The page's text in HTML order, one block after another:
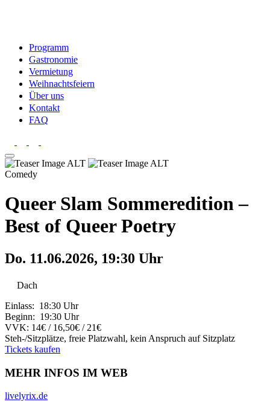
Programm
Gastronomie
Vermietung
Weihnachtsfeiern
Über uns
Kontakt
FAQ
Comedy
Queer Slam Sommeredition –
Best of Queer Poetry
Do. 11.06.2026, 19:30 Uhr
Dach
Einlass: 18:30 Uhr
Beginn: 19:30 Uhr
VVK: 14€ / 16,50€ / 21€
Steh-/Sitzplätze, freie Platzwahl, kein Anspruch auf Sitzplatz
Tickets kaufen
MEHR INFOS IM WEB
livelyrix.de